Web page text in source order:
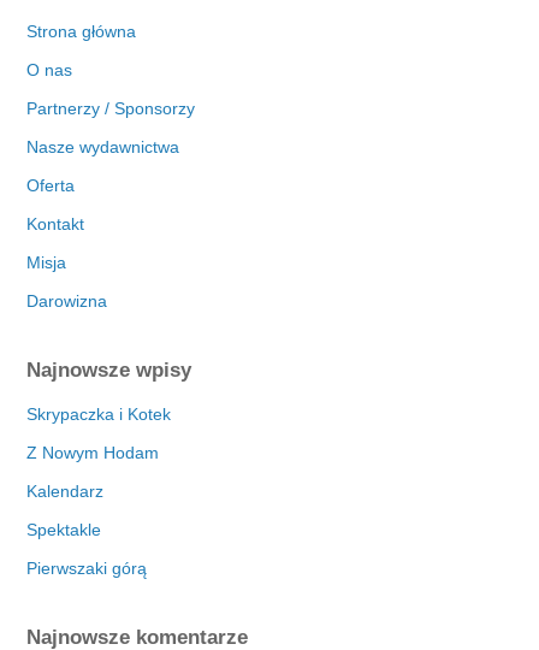
Strona główna
O nas
Partnerzy / Sponsorzy
Nasze wydawnictwa
Oferta
Kontakt
Misja
Darowizna
Najnowsze wpisy
Skrypaczka i Kotek
Z Nowym Hodam
Kalendarz
Spektakle
Pierwszaki górą
Najnowsze komentarze